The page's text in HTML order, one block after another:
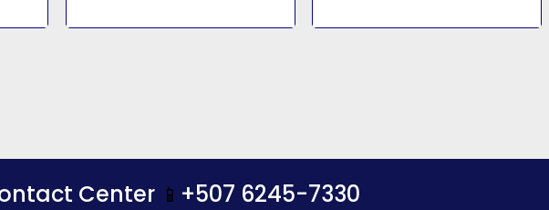
Center 📱 +507 6245-7330